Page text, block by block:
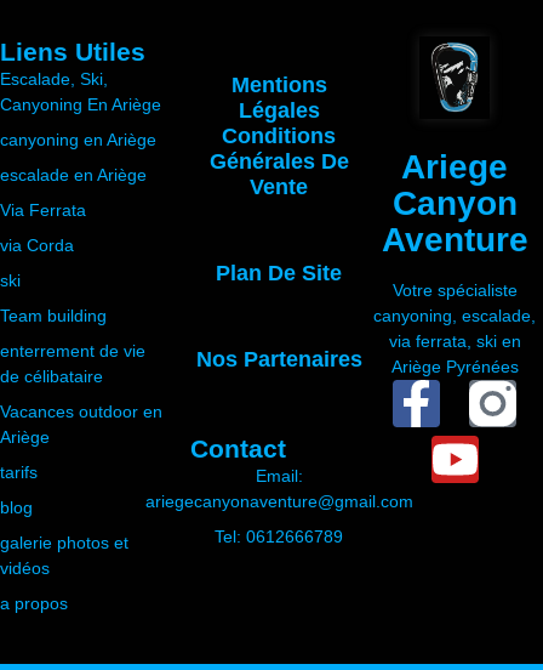
Ariege
Canyon
Aventure
Votre spécialiste
canyoning, escalade,
via ferrata, ski en
Ariège Pyrénées
Liens Utiles
Escalade, Ski,
Canyoning En Ariège
canyoning en Ariège
escalade en Ariège
Via Ferrata
via Corda
ski
Team building
enterrement de vie
de célibataire
Vacances outdoor en
Ariège
tarifs
blog
galerie photos et
vidéos
a propos
Mentions
Légales
Conditions
Générales De
Vente
Plan De Site
Nos Partenaires
Contact
Email:
ariegecanyonaventure@gmail.com
Tel: 0612666789